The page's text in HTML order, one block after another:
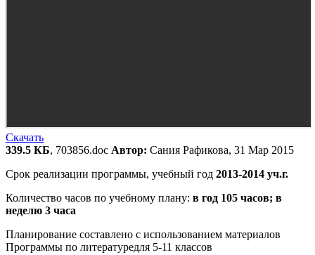
Скачать
339.5 КБ, 703856.doc Автор: Сания Рафикова, 31 Мар 2015
Срок реализации программы, учебный год 2013-2014 уч.г.
Количество часов по учебному плану: в год 105 часов; в
неделю 3 часа
Планирование составлено с использованием материалов
Программы по литературедля 5-11 классов